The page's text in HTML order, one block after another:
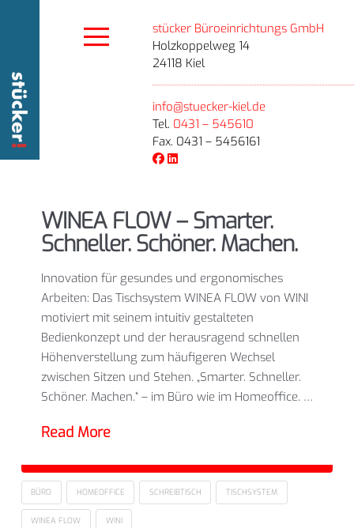
stücker Büroeinrichtungs GmbH
Holzkoppelweg 14
24118 Kiel
info@stuecker-kiel.de
Tel. 0431 – 545610
Fax. 0431 – 5456161
WINEA FLOW – Smarter.
Schneller. Schöner. Machen.
Innovation für gesundes und ergonomisches
Arbeiten: Das Tischsystem WINEA FLOW von WINI
motiviert mit seinem intuitiv gestalteten
Bedienkonzept und der herausragend schnellen
Höhenverstellung zum häufigeren Wechsel
zwischen Sitzen und Stehen. „Smarter. Schneller.
Schöner. Machen.“ – im Büro wie im Homeoffice. …
Read More
BÜRO HOMEOFFICE SCHREIBTISCH TISCHSYSTEM
WINEA FLOW WINI